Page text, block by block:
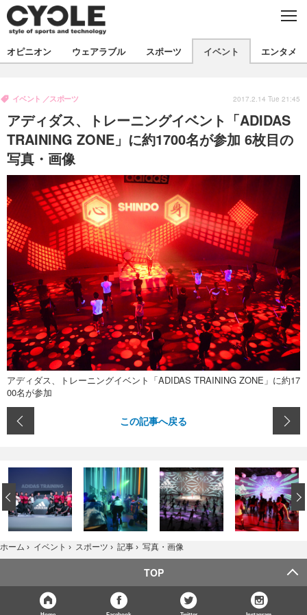
C
E
製品/用品
衣類
飲食
バックナンバー
コラム
インプレ
ボイス
デバイス
ビジネス
国内
海外
スポーツ
短信
選手
写真
動画
イベント
試乗会
スポーツ
ツアー
文化
エンタメ
芸能
出版／映画
話題
ファッション
デザイン
写真
動画
ライフ
社会
政治
ハウツー
オピニオン ウェアラブル スポーツ イベント エンタメ
アディダス、トレーニングイベント「ADIDAS
TRAINING ZONE」に約1700名が参加 6枚目の
写真・画像
イベント スポーツ 2017.2.14 Tue 21:45
アディダス、トレーニングイベント「ADIDAS TRAINING ZONE」に約17
00名が参加
この記事へ戻る
‹
ホーム › イベント › スポーツ › 記事 › 写真・画像
TOP